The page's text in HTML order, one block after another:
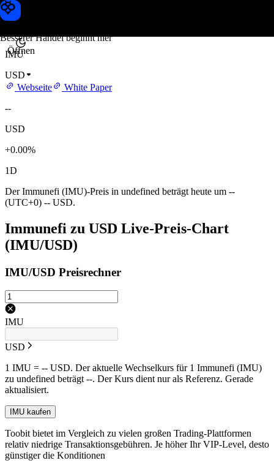
Besserer Handel beginnt hier
Öffnen
Immunefi Kurs
IMU
USD
Webseite
White Paper
--
USD
+0.00%
1D
Der Immunefi (IMU)-Preis in undefined beträgt heute um --
(UTC+0) -- USD.
Immunefi zu USD Live-Preis-Chart
(IMU/USD)
IMU/USD Preisrechner
IMU
USD
1 IMU = -- USD. Der aktuelle Wechselkurs für 1 Immunefi (IMU)
zu undefined beträgt --. Der Kurs dient nur als Referenz. Gerade
aktualisiert.
IMU kaufen
Toobit bietet im Vergleich zu vielen großen Trading-Plattformen
relativ niedrige Transaktionsgebühren. Je höher Ihr VIP-Level, desto
günstiger die Konditionen